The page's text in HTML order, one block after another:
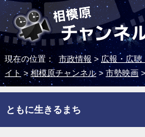
現在の位置： 市政情報 >広報・広聴
イト>相模原チャンネル > 市勢映画
ともに生きるまち